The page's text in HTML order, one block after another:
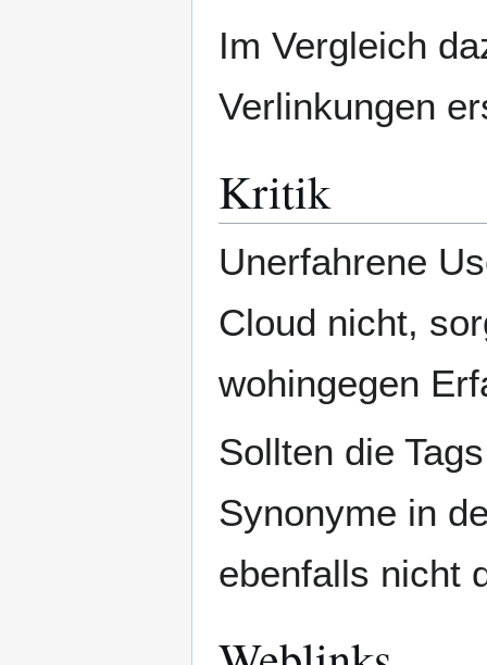
Im Vergleich
Verlinkungen
Kritik
Unerfahrene
Cloud nicht,
wohingegen
Sollten die
Synonyme in
ebenfalls nicht